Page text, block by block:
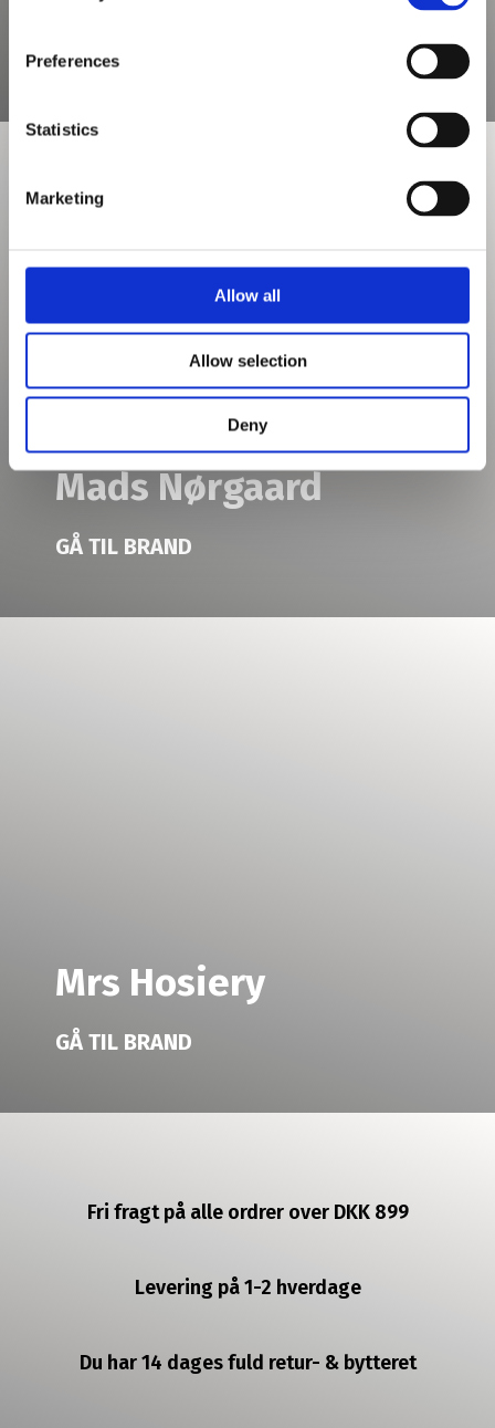
Preferences
Statistics
Marketing
Allow all
Allow selection
Deny
GÅ TIL BRAND
Mads Nørgaard
GÅ TIL BRAND
Mrs Hosiery
GÅ TIL BRAND
Fri fragt på alle ordrer over DKK 899
Levering på 1-2 hverdage
Du har 14 dages fuld retur- & bytteret